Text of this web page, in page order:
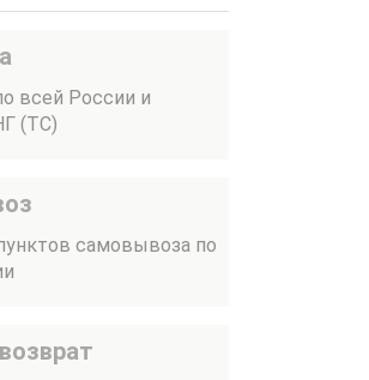
всей России и
(ТС)
самовывоза по